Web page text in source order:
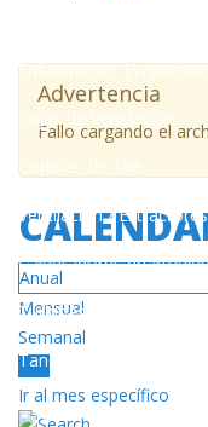
Enfriamiento
Cajas de Ventilación
Cortinas de Aire
Ventilación / Extractores
Calentadores de
Turbinas
Tanques de Gas
SERVICIO
Advertencia
Fallo cargando el
Anual
Mensual
Semanal
Hoy
Ir al mes específico